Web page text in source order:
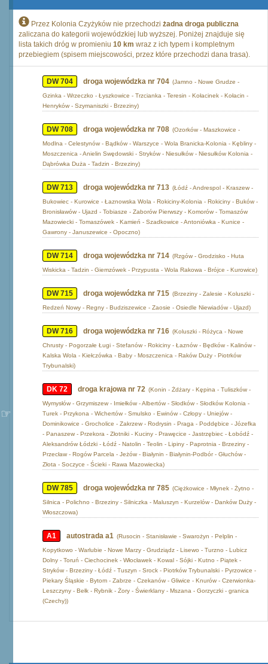
Przez Kolonia Czyżyków nie przechodzi żadna droga publiczna
zaliczana do kategorii wojewódzkiej lub wyższej. Poniżej znajduje się
lista takich dróg w promieniu 10 km wraz z ich typem i kompletnym
przebiegiem (spisem miejscowości, przez które przechodzi dana trasa).
DW 704 droga wojewódzka nr 704 (Jamno - Nowe Grudze -
Gzinka - Wrzeczko - Łyszkowice - Trzcianka - Teresin - Kołacinek - Kołacin -
Henryków - Szymaniszki - Brzeziny)
DW 708 droga wojewódzka nr 708 (Ozorków - Maszkowice -
Modlna - Celestynów - Bądków - Warszyce - Wola Branicka-Kolonia - Kębliny -
Moszczenica - Anielin Swędowski - Stryków - Niesułków - Niesułków Kolonia -
Dąbrówka Duża - Tadzin - Brzeziny)
DW 713 droga wojewódzka nr 713 (Łódź - Andrespol - Kraszew -
Bukowiec - Kurowice - Łaznowska Wola - Rokiciny-Kolonia - Rokiciny - Buków -
Bronisławów - Ujazd - Tobiasze - Zaborów Pierwszy - Komorów - Tomaszów
Mazowiecki - Tomaszówek - Kamień - Szadkowice - Antoniówka - Kunice -
Gawrony - Januszewice - Opoczno)
DW 714 droga wojewódzka nr 714 (Rzgów - Grodzisko - Huta
Wiskicka - Tadzin - Giemzówek - Przypusta - Wola Rakowa - Brójce - Kurowice)
DW 715 droga wojewódzka nr 715 (Brzeziny - Zalesie - Koluszki -
Redzeń Nowy - Regny - Budziszewice - Zaosie - Osiedle Niewiadów - Ujazd)
DW 716 droga wojewódzka nr 716 (Koluszki - Różyca - Nowe
Chrusty - Pogorzałe Ługi - Stefanów - Rokiciny - Łaznów - Będków - Kalinów -
Kalska Wola - Kiełczówka - Baby - Moszczenica - Raków Duży - Piotrków
Trybunalski)
DK 72 droga krajowa nr 72 (Konin - Żdżary - Kępina - Tuliszków -
Wymysłów - Grzymiszew - Imiełków - Albertów - Słodków - Słodków Kolonia -
Turek - Przykona - Wichertów - Smulsko - Ewinów - Człopy - Uniejów -
Dominikowice - Grocholice - Zakrzew - Rodrysin - Praga - Poddębice - Józefka
- Panaszew - Przekora - Złotniki - Kuciny - Prawęcice - Jastrzębiec - Łobódź -
Aleksandrów Łódzki - Łódź - Natolin - Teolin - Lipiny - Paprotnia - Brzeziny -
Przecław - Rogów Parcela - Jeżów - Białynin - Białynin-Podbór - Głuchów -
Złota - Soczyce - Ścieki - Rawa Mazowiecka)
DW 785 droga wojewódzka nr 785 (Ciężkowice - Młynek - Żytno -
Silnica - Polichno - Brzeziny - Silniczka - Maluszyn - Kurzelów - Danków Duży -
Włoszczowa)
A1 autostrada a1 (Rusocin - Stanisławie - Swarożyn - Pelplin -
Kopytkowo - Warlubie - Nowe Marzy - Grudziądz - Lisewo - Turzno - Lubicz
Dolny - Toruń - Ciechocinek - Włocławek - Kowal - Sójki - Kutno - Piątek -
Stryków - Brzeziny - Łódź - Tuszyn - Srock - Piotrków Trybunalski - Pyrzowice -
Piekary Śląskie - Bytom - Zabrze - Czekanów - Gliwice - Knurów - Czerwionka-
Leszczyny - Bełk - Rybnik - Żory - Świerklany - Mszana - Gorzyczki - granica
(Czechy))